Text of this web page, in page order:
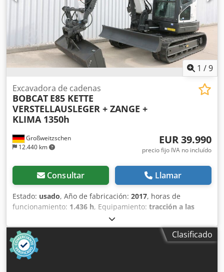
1 /9
Großweitzschen
12.440 km
Excavadora de cadenas
BOBCAT E85 KETTE
VERSTELLAUSLEGER + ZANGE +
KLIMA 1350h
EUR 39.990
precio fijo IVA no incluído
Consultar Llamar
Estado: usado, Año de fabricación: 2017, horas de
funcionamiento: 1.436 h, Equipamiento: tracción a las
, Ofrecemos una máquina E85 poco común,
no procedente de una empresa de construcción pequeña,
con aire acondicionado. Csdpfxszr Avvo Afporf * BRAZO
EXTENDIBLE con PINZA/DEDO * Pala hidráulica para
excavación, disponible como opción, en stock con un
Clasificado